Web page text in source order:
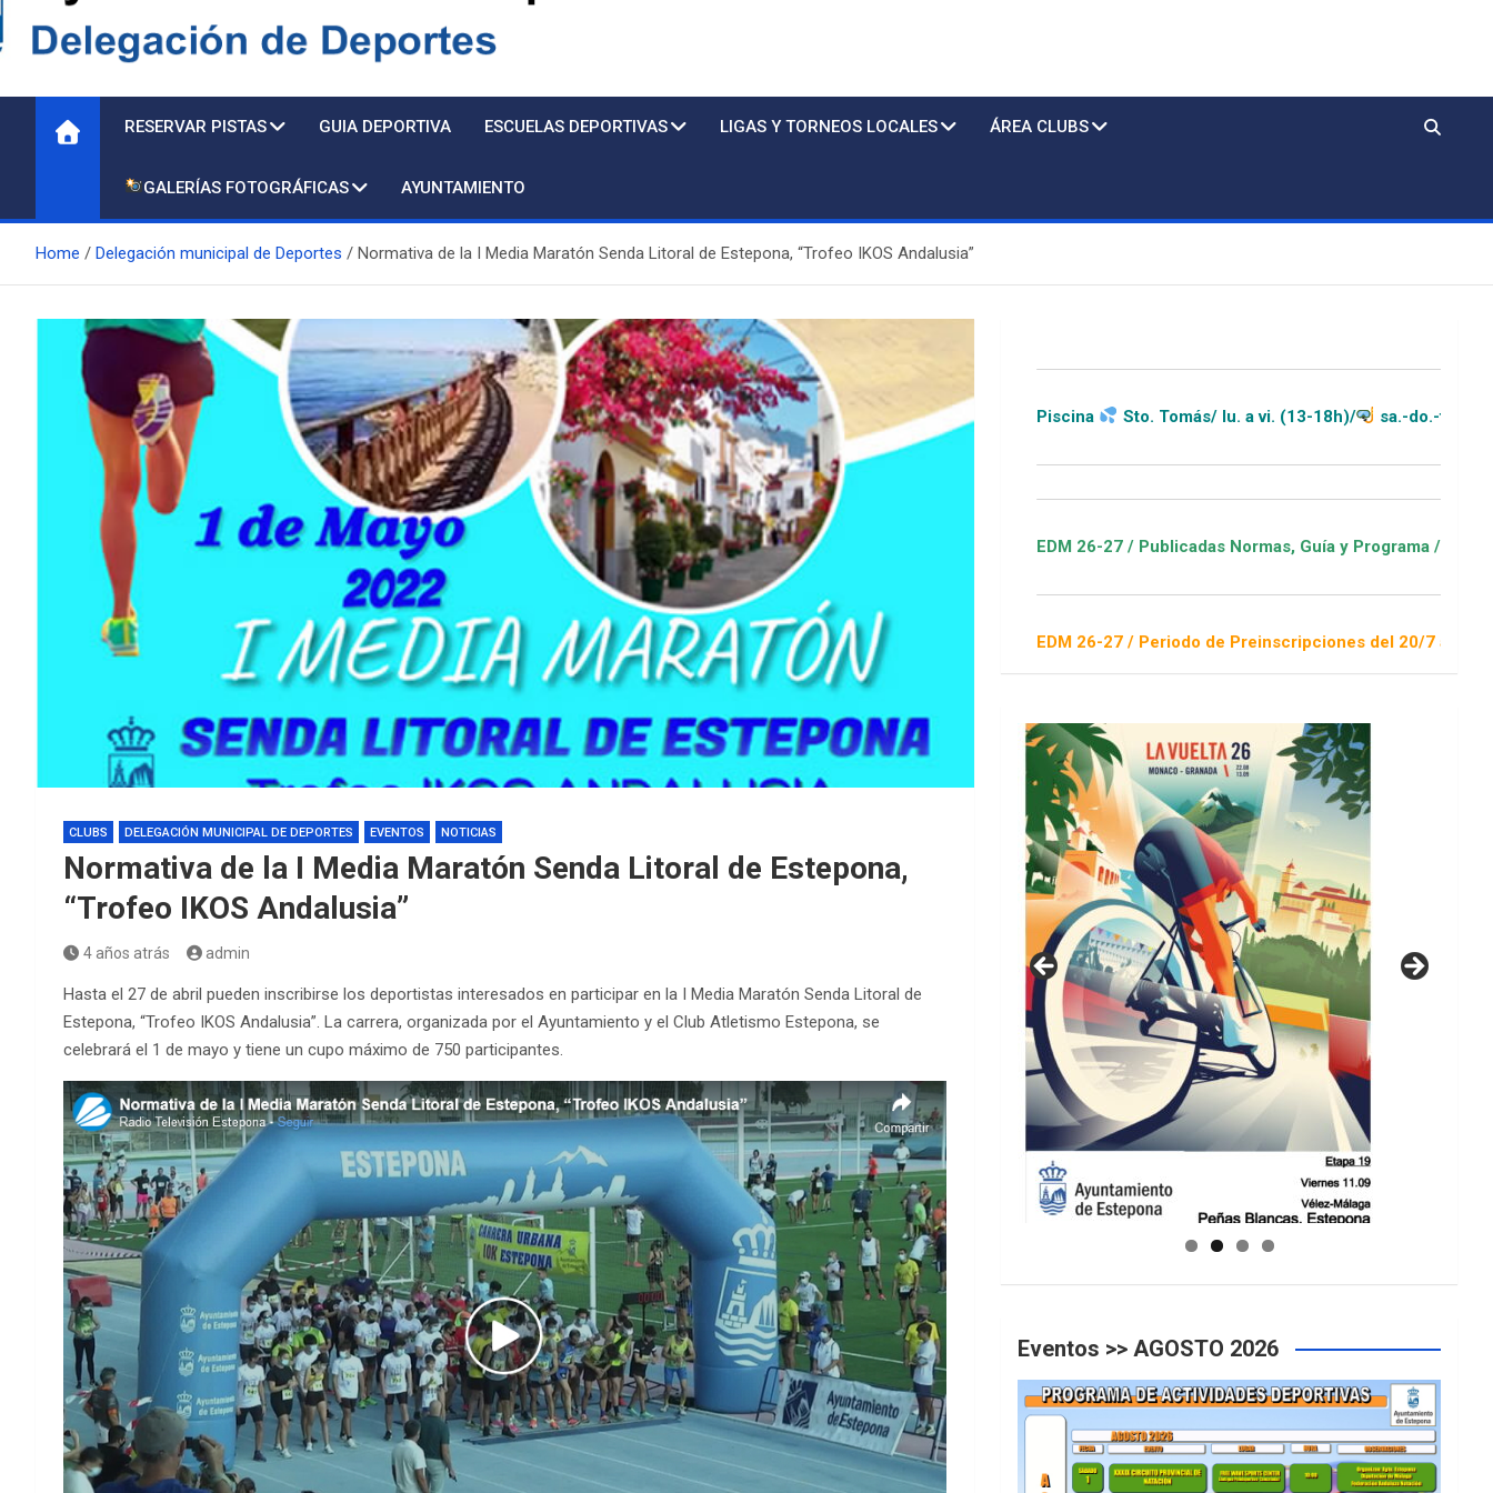
Delegación de Deportes
RESERVAR PISTAS GUIA DEPORTIVA ESCUELAS DEPORTIVAS LIGAS Y TORNEOS LOCALES ÁREA CLUBS
GALERÍAS FOTOGRÁFICAS AYUNTAMIENTO
Home Delegación municipal de Deportes Normativa de la I Media Maratón Senda Litoral de Estepona, “Trofeo IKOS Andalusia”
CLUBS DELEGACIÓN MUNICIPAL DE DEPORTES EVENTOS NOTICIAS
Normativa de la I Media Maratón Senda Litoral de Estepona,
“Trofeo IKOS Andalusia”
4 años atrás admin
Hasta el 27 de abril pueden inscribirse los deportistas interesados en participar en la I Media Maratón Senda Litoral de
Estepona, “Trofeo IKOS Andalusia”. La carrera, organizada por el Ayuntamiento y el Club Atletismo Estepona, se
celebrará el 1 de mayo y tiene un cupo máximo de 750 participantes.
Piscina Sto. Tomás/ lu. a vi. (13-18h)/ sa.-do.-festivos (11-20h)
EDM 26-27 / Publicadas Normas, Guía y Programa / ver Escuelas Deportivas
EDM 26-27 / Periodo de Preinscripciones del 20/7 al 16/8 / Sorteo 1 de
GUIA DE INSTALACIONES DEPORTIVAS
Eventos >> AGOSTO 2026